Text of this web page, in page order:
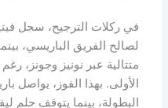
في ركلات الترجيح، سجل
لصالح الفريق الباريسي،
متتالية عبر نونيز وجونز،
الأولى. بهذا الفوز،
البطولة، بينما يتوقف حلم